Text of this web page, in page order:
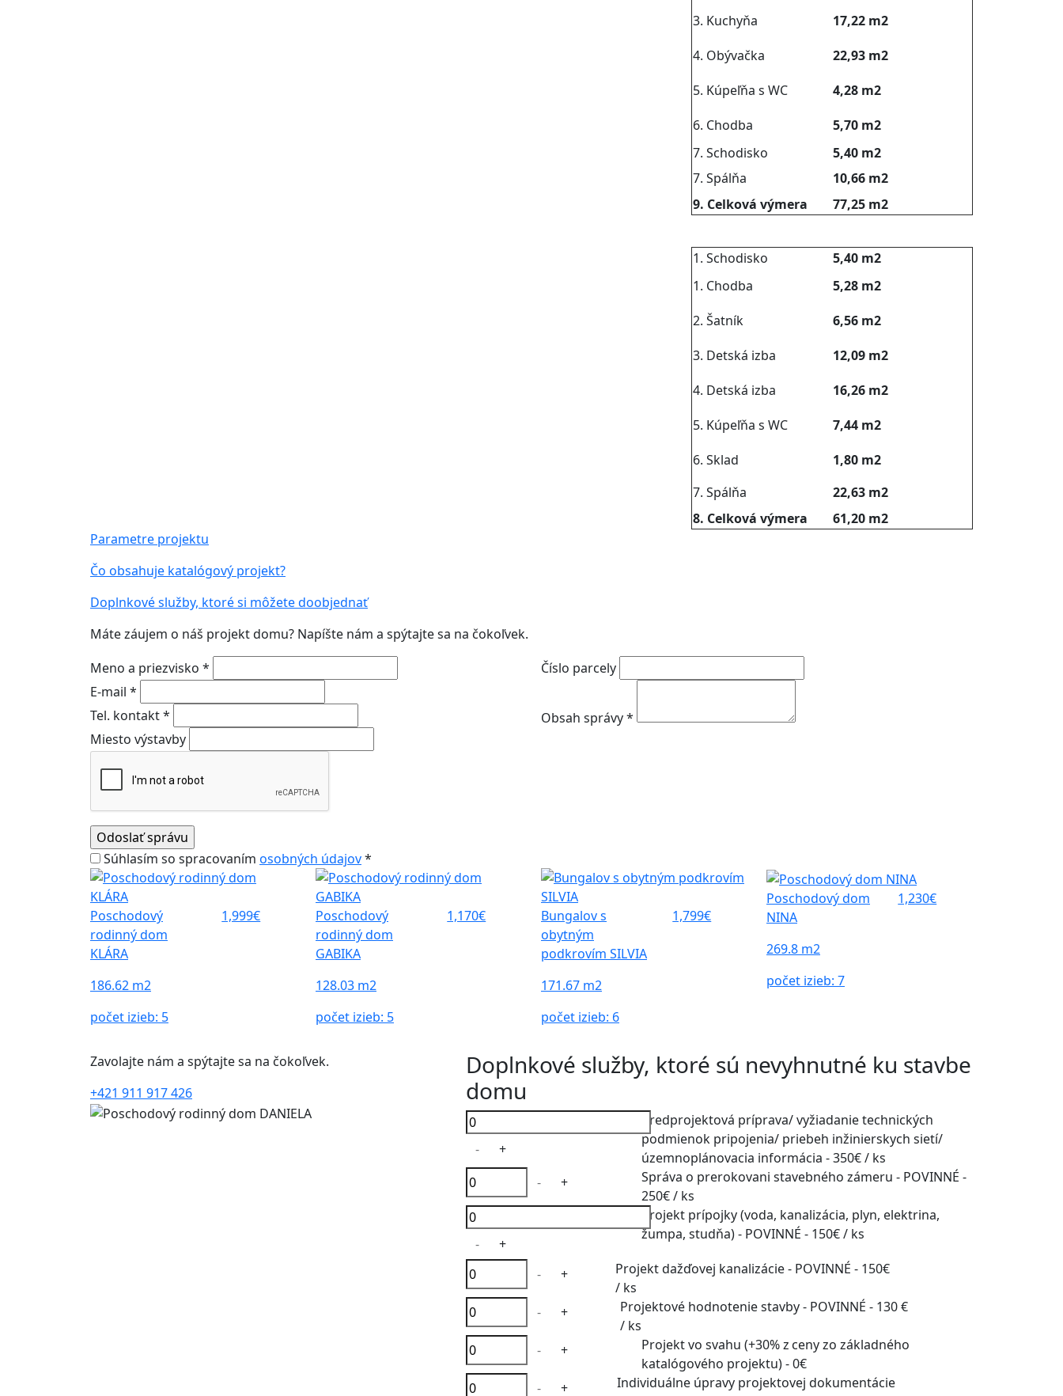
3. Kuchyňa
17,22 m2
4. Obývačka
22,93 m2
5. Kúpeľňa s WC
4,28 m2
6. Chodba
5,70 m2
7. Schodisko
5,40 m2
7. Spálňa
10,66 m2
9. Celková výmera
77,25 m2
1. Schodisko
5,40 m2
1. Chodba
5,28 m2
2. Šatník
6,56 m2
3. Detská izba
12,09 m2
4. Detská izba
16,26 m2
5. Kúpeľňa s WC
7,44 m2
6. Sklad
1,80 m2
7. Spálňa
22,63 m2
8. Celková výmera
61,20 m2
Parametre projektu
Čo obsahuje katalógový projekt?
Doplnkové služby, ktoré si môžete doobjednať
Máte záujem o náš projekt domu? Napíšte nám a spýtajte sa na čokoľvek.
Meno a priezvisko *
E-mail *
Tel. kontakt *
Miesto výstavby
Číslo parcely
Obsah správy *
Súhlasím so spracovaním osobných údajov*
Poschodový
rodinný dom
KLÁRA
1,999€
186.62 m2
počet izieb: 5
Poschodový
rodinný dom
GABIKA
1,170€
128.03 m2
počet izieb: 5
Bungalov s
obytným
podkrovím SILVIA
1,799€
171.67 m2
počet izieb: 6
Poschodový dom
NINA
1,230€
269.8 m2
počet izieb: 7
Zavolajte nám a spýtajte sa na čokoľvek.
+421 911 917 426
Doplnkové služby, ktoré sú nevyhnutné ku stavbe
domu
- +
Predprojektová príprava/ vyžiadanie technických
podmienok pripojenia/ priebeh inžinierskych sietí/
územnoplánovacia informácia -350€/ ks
-
+
Správa o prerokovani stavebného zámeru - POVINNÉ -
250€/ ks
- +
Projekt prípojky (voda, kanalizácia, plyn, elektrina,
žumpa, studňa) - POVINNÉ - 150€/ ks
- + Projekt dažďovej kanalizácie - POVINNÉ - 150€
/ ks
-
+ Projektové hodnotenie stavby - POVINNÉ - 130 €
/ ks
-
+
Projekt vo svahu (+30% z ceny zo základného
katalógového projektu) -0€
-
+
Individuálne úpravy projektovej dokumentácie